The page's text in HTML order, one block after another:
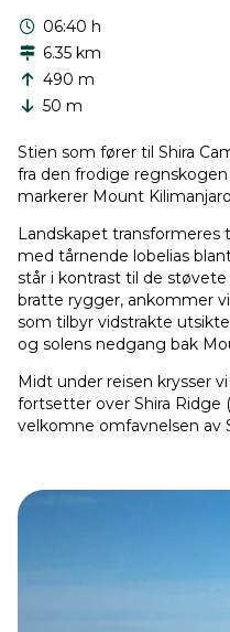
06:40 h
6.35 km
490 m
50 m
Stien som fører til Shira
fra den frodige
markerer Mount
Landskapet
med tårnende lobelias
står i kontrast til de
bratte rygger, ankommer
som tilbyr vidstrakte
og solens nedgang bak
Midt under reisen krysser
fortsetter over Shira Ridge
velkomne omfavnelsen av